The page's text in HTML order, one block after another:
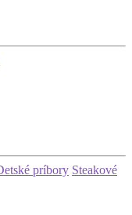
príbory Steakové